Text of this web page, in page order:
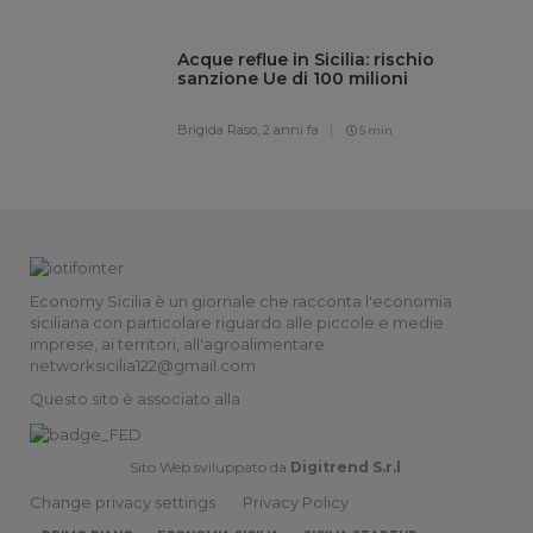
Acque reflue in Sicilia: rischio
sanzione Ue di 100 milioni
Brigida Raso,2 anni fa 5 min
Economy Sicilia è un giornale che racconta l'economia
siciliana con particolare riguardo alle piccole e medie
imprese, ai territori, all'agroalimentare.
networksicilia122@gmail.com
Questo sito è associato alla
Sito Web sviluppato da Digitrend S.r.l
Change privacy settings Privacy Policy